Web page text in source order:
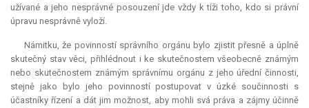
užívané a jeho nesprávné posouzení jde vždy k tíži toho, kdo si právní
úpravu nesprávně vyloží.
Námitku, že povinností správního orgánu bylo zjistit přesně a úplně
skutečný stav věci, přihlédnout i ke skutečnostem všeobecně známým
nebo skutečnostem známým správnímu orgánu z jeho úřední činnosti,
stejně jako bylo jeho povinností postupovat v úzké součinnosti s
účastníky řízení a dát jim možnost, aby mohli svá práva a zájmy účinně